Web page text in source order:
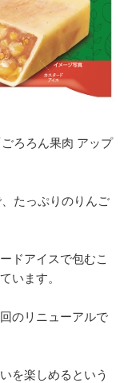
ろろん果肉 アップ
たっぷりのりんご
ドアイスで包むこ
います。
のリニューアルで
を楽しめるという